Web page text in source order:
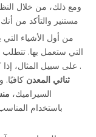
ومع ذلك، من خلال
مستنير والتأكد من
من أول الأشياء التي
التي ستعمل بها. تتطلب
. على سبيل المثال،
ثنائي المعدن
السيراميك،
باستخدام